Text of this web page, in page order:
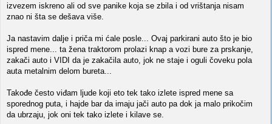
izvezem iskreno ali od sve panike koja se zbila i od vrištanja nisam
znao ni šta se dešava više.
Ja nastavim dalje i priča mi ćale posle... Ovaj parkirani auto što je bio
ispred mene... ta žena traktorom prolazi knap a vozi bure za prskanje,
zakači auto i VIDI da je zakačila auto, jok ne staje i oguli čoveku pola
auta metalnim delom bureta...
Takođe često viđam ljude koji eto tek tako izlete ispred mene sa
sporednog puta, i hajde bar da imaju jači auto pa dok ja malo prikočim
da ubrzaju, jok oni tek tako izlete i kilave se.